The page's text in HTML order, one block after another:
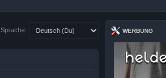
Sprache: WERBUNG